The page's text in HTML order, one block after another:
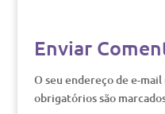
Enviar
O seu endereço de e-
obrigatórios são